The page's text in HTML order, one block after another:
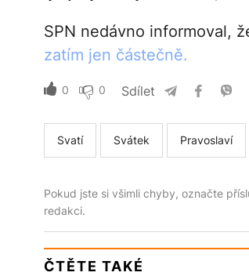
SPN nedávno informoval,
zatím jen částečně.
0 0 Sdílet
Svatí Svátek Pravoslaví
Pokud jste si všimli chyby, označte
redakci.
ČTĚTE TAKÉ